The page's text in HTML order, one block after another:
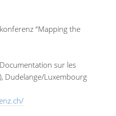
“Mapping the
sur les
Dudelange/Luxembourg